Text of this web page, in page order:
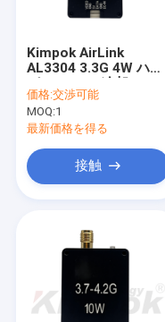
Kimpok AirLink
AL3304 3.3G 4W ハイ
付き
価格:交渉可能
MOQ:1
最新価格を得る
接触